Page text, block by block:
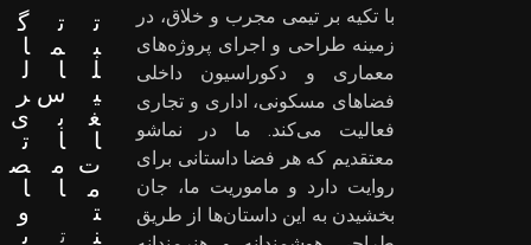
با تکیه بر تیمی مجرب و خلاق، در
زمینه طراحی و اجرای پروژه‌های
معماری و دکوراسیون داخلی
فضاهای مسکونی، اداری و تجاری
فعالیت می‌کند. ما در نماشو
معتقدیم که هر فضا داستانی برای
روایت دارد و ماموریت ما، جان
بخشیدن به این داستان‌ها از طریق
ت
ب
ل
ی
غ
ا
ت
م
ت
ن
ت
م
ا
س
ب
ا
م
ا
ت
گ
ا
ل
ر
ی
ت
ص
ا
و
ی